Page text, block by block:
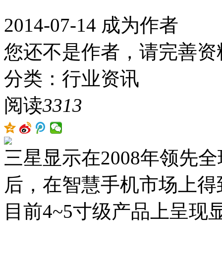
2014-07-14 成为作者
您还不是作者，请完善资
分类：行业资讯
阅读3313
三星显示在2008年领先
后，在智慧手机市场上
目前4~5寸级产品上呈现